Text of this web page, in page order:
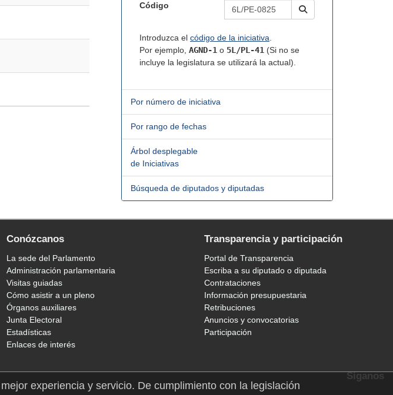
Código
Introduzca el código de la iniciativa.
Por ejemplo, AGND-1 o 5L/PL-41 (Si no se
incluye la legislatura se utilizará la actual).
Por número de iniciativa
Por rango de fechas
Árbol desplegable
de Iniciativas
Búsqueda de diputados y diputadas
Conózcanos
La sede del Parlamento
Administración parlamentaria
Visitas guiadas
Cómo asistir a un pleno
Órganos auxiliares
Junta Electoral
Estadísticas
Enlaces de interés
Transparencia y participación
Portal de Transparencia
Escriba a su diputado o diputada
Contrataciones
Información presupuestaria
Retribuciones
Anuncios y convocatorias
Participación
Síganos
experiencia y servicio. De cumplimiento con la legislación